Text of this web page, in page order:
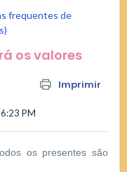
frequentes de
os valores
Imprimir
PM
os presentes são